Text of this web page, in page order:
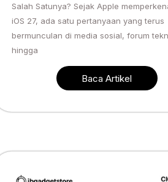
Salah Satunya? Sejak Apple
iOS 27, ada satu pertanyaan yang terus
bermunculan di media sosial, forum
hingga
Baca Artikel